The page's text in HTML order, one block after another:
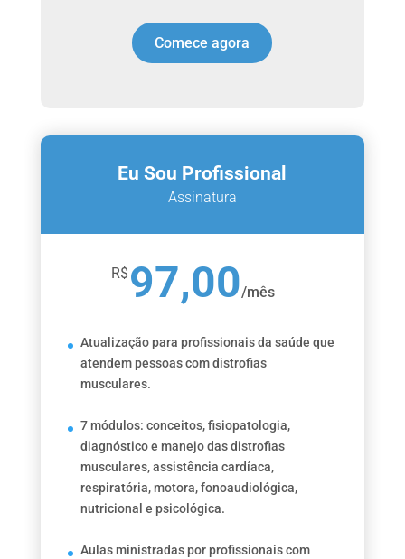
Comece agora
Eu Sou Profissional
Assinatura
R$ 97,00/mês
Atualização para profissionais da saúde que
atendem pessoas com distrofias
musculares.
7 módulos: conceitos, fisiopatologia,
diagnóstico e manejo das distrofias
musculares, assistência cardíaca,
respiratória, motora, fonoaudiológica,
nutricional e psicológica.
Aulas ministradas por profissionais com